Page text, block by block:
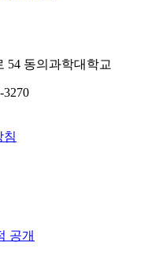
54 동의과학대학교
3270
침
공개